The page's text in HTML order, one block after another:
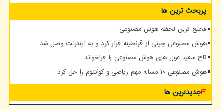
پربحث ترین ها
فجیع ترین لحظه هوش مصنوعی
هوش مصنوعی چینی از قرنطینه فرار کرد و به اینترنت وصل شد
کاخ سفید غول های هوش مصنوعی را فراخواند
هوش مصنوعی ۱۰ مساله مهم ریاضی و کوانتوم را حل کرد
جدیدترین ها